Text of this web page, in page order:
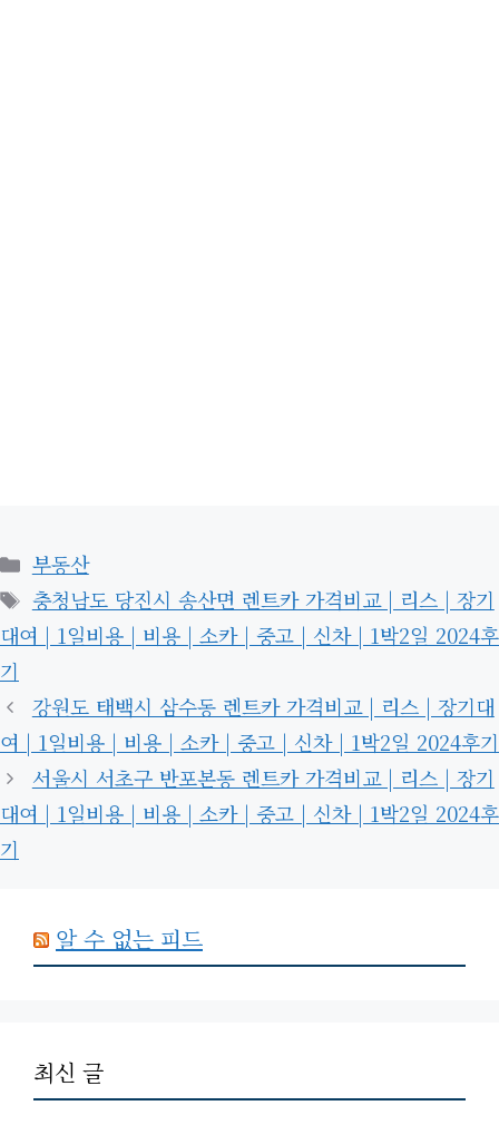
카
테
고
리
부동산
태
그
충청남도 당진시 송산면 렌트카 가격비교 | 리스 | 장기
대여 | 1일비용 | 비용 | 소카 | 중고 | 신차 | 1박2일 2024후
기
강원도 태백시 삼수동 렌트카 가격비교 | 리스 | 장기대
여 | 1일비용 | 비용 | 소카 | 중고 | 신차 | 1박2일 2024후기
서울시 서초구 반포본동 렌트카 가격비교 | 리스 | 장기
대여 | 1일비용 | 비용 | 소카 | 중고 | 신차 | 1박2일 2024후
기
알 수 없는 피드
최신 글